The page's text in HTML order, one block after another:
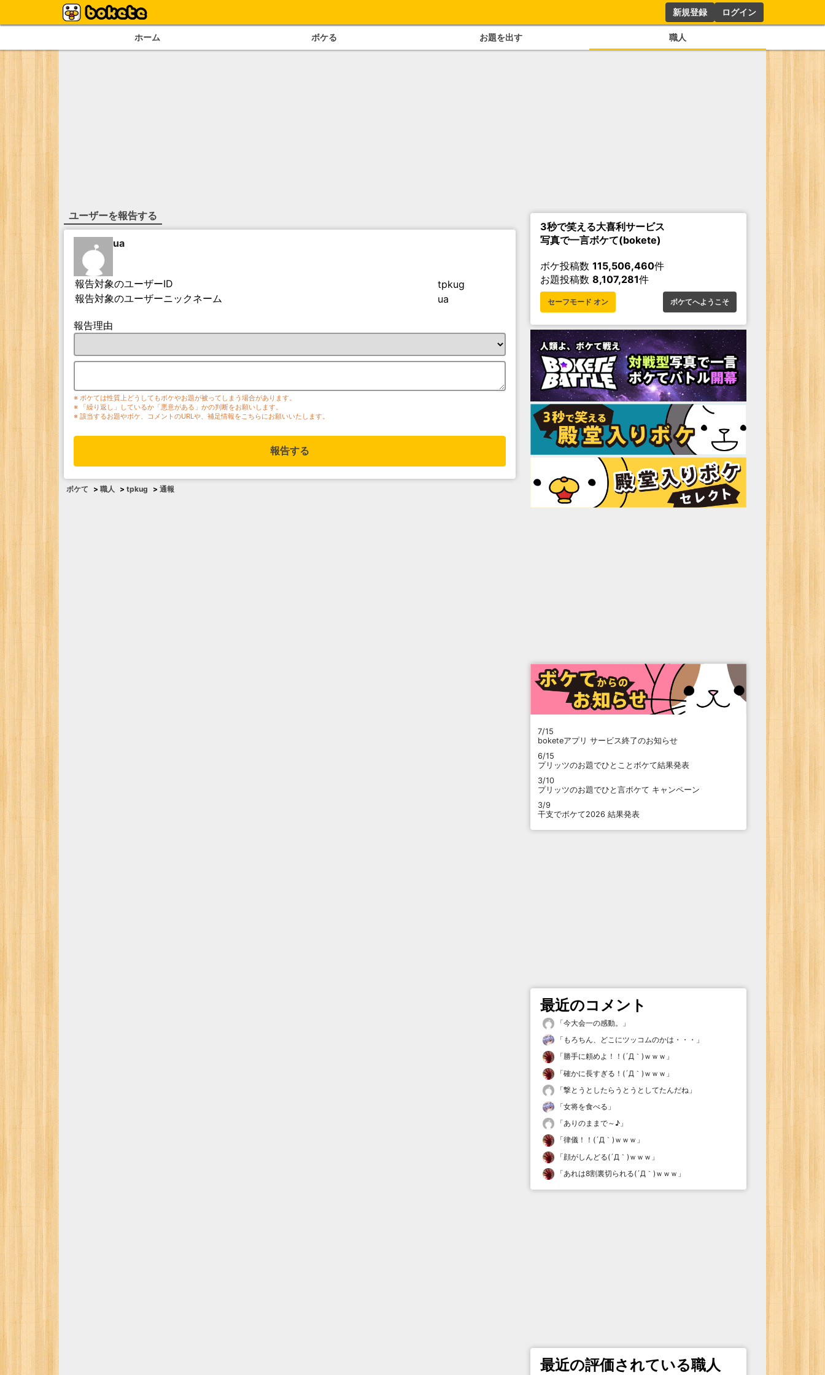
新規登録 ログイン
ホーム ボケる お題を出す 職人
ユーザーを報告する
ua
報告対象のユーザーID
tpkug
報告対象のユーザーニックネーム
ua
報告理由
※ ボケては性質上どうしてもボケやお題が被ってしまう場合があります。
※ 「繰り返し」しているか「悪意がある」かの判断をお願いします。
※ 該当するお題やボケ、コメントのURLや、補足情報をこちらにお願いいたします。
報告する
ボケて > 職人 > tpkug > 通報
3秒で笑える大喜利サービス
写真で一言ボケて(bokete)
ボケ投稿数 115,506,460件
お題投稿数 8,107,281件
セーフモード オン ボケてへようこそ
7/15
boketeアプリ サービス終了のお知らせ
6/15
プリッツのお題でひとことボケて結果発表
3/10
プリッツのお題でひと言ボケて キャンペーン
3/9
干支でボケて2026 結果発表
最近のコメント
「今大会一の感動。
」
「 もろちん、どこにツッコムのかは・・・ 」
「勝手に頼めよ！！(´Д｀)ｗｗｗ 」
「確かに長すぎる！(´Д｀)ｗｗｗ 」
「撃とうとしたらうとうとしてたんだね 」
「女将を食べる 」
「ありのままで～♪ 」
「律儀！！(´Д｀)ｗｗｗ 」
「顔がしんどる(´Д｀)ｗｗｗ 」
「あれは8割裏切られる(´Д｀)ｗｗｗ 」
最近の評価されている職人